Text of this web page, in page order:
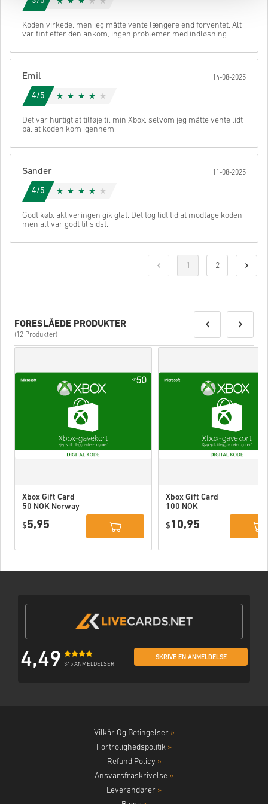
Koden virkede, men jeg måtte vente længere end forventet. Alt
var fint efter den ankom, ingen problemer med indløsning.
Emil 14-08-2025
4/5
Det var hurtigt at tilføje til min Xbox, selvom jeg måtte vente lidt
på, at koden kom igennem.
Sander 11-08-2025
4/5
Godt køb, aktiveringen gik glat. Det tog lidt tid at modtage koden,
men alt var godt til sidst.
1 2
FORESLÅEDE PRODUKTER
(12 Produkter)
Xbox Gift Card
50 NOK Norway
$5,95
Xbox Gift Card
100 NOK
$ 10,95
4,49 345 ANMELDELSER
SKRIVE EN ANMELDELSE
Vilkår Og Betingelser »
Fortrolighedspolitik »
Refund Policy »
Ansvarsfraskrivelse »
Leverandører »